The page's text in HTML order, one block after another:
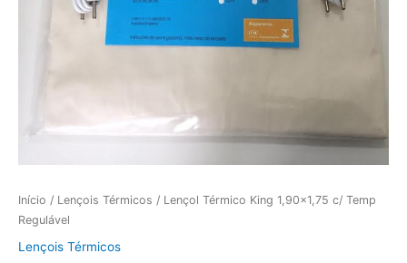
Início / Lençois Térmicos / Lençol Térmico King 1,90×1,75 c/ Temp
Regulável
Lençois Térmicos